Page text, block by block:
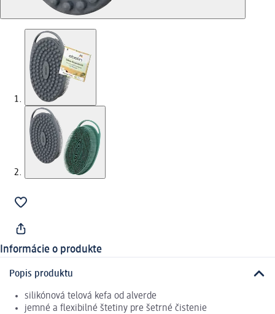
Informácie o produkte
Popis produktu
silikónová telová kefa od alverde
jemné a flexibilné štetiny pre šetrné čistenie